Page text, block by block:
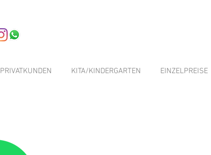
PRIVATKUNDEN KITA/KINDERGARTEN EINZELPREISE